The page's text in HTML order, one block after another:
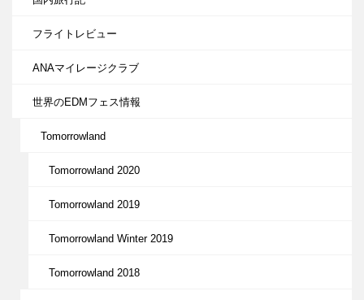
フライトレビュー
ANAマイレージクラブ
世界のEDMフェス情報
Tomorrowland
Tomorrowland 2020
Tomorrowland 2019
Tomorrowland Winter 2019
Tomorrowland 2018